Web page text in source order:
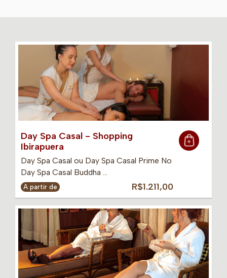
Day Spa Casal - Shopping
Ibirapuera
Day Spa Casal ou Day Spa Casal Prime No
Day Spa Casal Buddha …
A partir de R$1.211,00